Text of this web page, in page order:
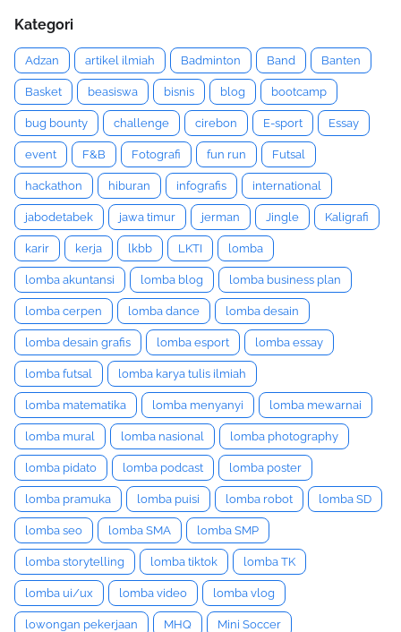
Kategori
Adzan artikel ilmiah Badminton Band Banten
Basket beasiswa bisnis blog bootcamp
bug bounty challenge cirebon E-sport Essay
event F&B Fotografi fun run Futsal
hackathon hiburan infografis international
jabodetabek jawa timur jerman Jingle Kaligrafi
karir kerja lkbb LKTI lomba
lomba akuntansi lomba blog lomba business plan
lomba cerpen lomba dance lomba desain
lomba desain grafis lomba esport lomba essay
lomba futsal lomba karya tulis ilmiah
lomba matematika lomba menyanyi lomba mewarnai
lomba mural lomba nasional lomba photography
lomba pidato lomba podcast lomba poster
lomba pramuka lomba puisi lomba robot lomba SD
lomba seo lomba SMA lomba SMP
lomba storytelling lomba tiktok lomba TK
lomba ui/ux lomba video lomba vlog
lowongan pekerjaan MHQ Mini Soccer